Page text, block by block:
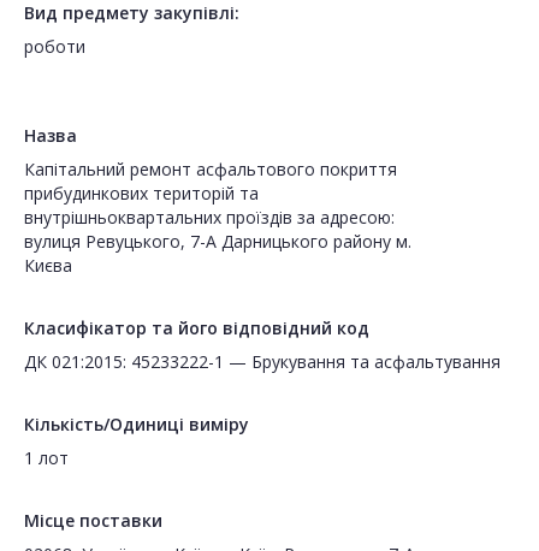
Вид предмету закупівлі:
роботи
Назва
Капітальний ремонт асфальтового покриття
прибудинкових територій та
внутрішньоквартальних проїздів за адресою:
вулиця Ревуцького, 7-А Дарницького району м.
Києва
Класифікатор та його відповідний код
ДК 021:2015: 45233222-1 — Брукування та асфальтування
Кількість/Одиниці виміру
1 лот
Місце поставки